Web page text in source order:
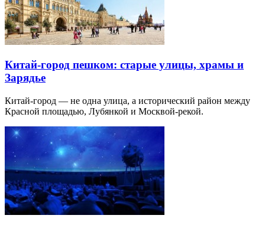
Китай-город пешком: старые улицы, храмы и
Зарядье
Китай-город — не одна улица, а исторический район между
Красной площадью, Лубянкой и Москвой-рекой.